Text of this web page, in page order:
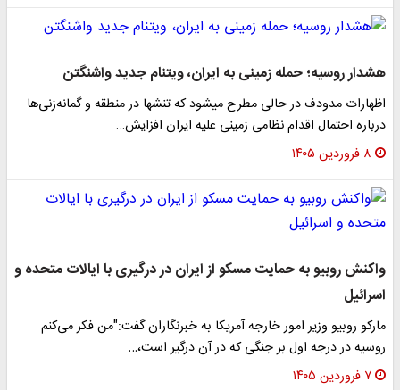
هشدار روسیه؛ حمله زمینی به ایران، ویتنام جدید واشنگتن
اظهارات مدودف در حالی مطرح میشود که تنشها در منطقه و گمانه‌زنی‌ها
درباره احتمال اقدام نظامی زمینی علیه ایران افزایش…
۸ فروردین ۱۴۰۵
واکنش روبیو به حمایت مسکو از ایران در درگیری با ایالات متحده و
اسرائیل
مارکو روبیو وزیر امور خارجه آمریکا به خبرنگاران گفت:"من فکر می‌کنم
روسیه در درجه اول بر جنگی که در آن درگیر است،…
۷ فروردین ۱۴۰۵